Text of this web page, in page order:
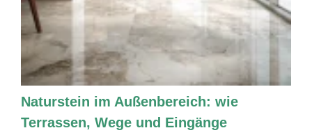
Naturstein im Außenbereich: wie
Terrassen, Wege und Eingänge